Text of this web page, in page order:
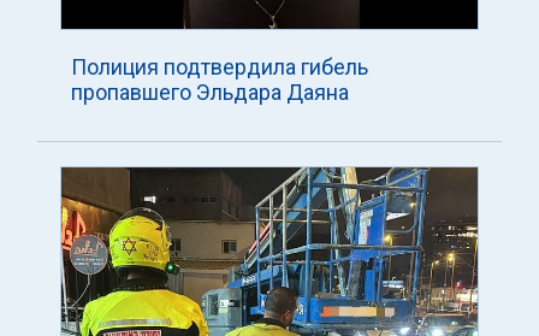
Полиция подтвердила гибель
пропавшего Эльдара Даяна